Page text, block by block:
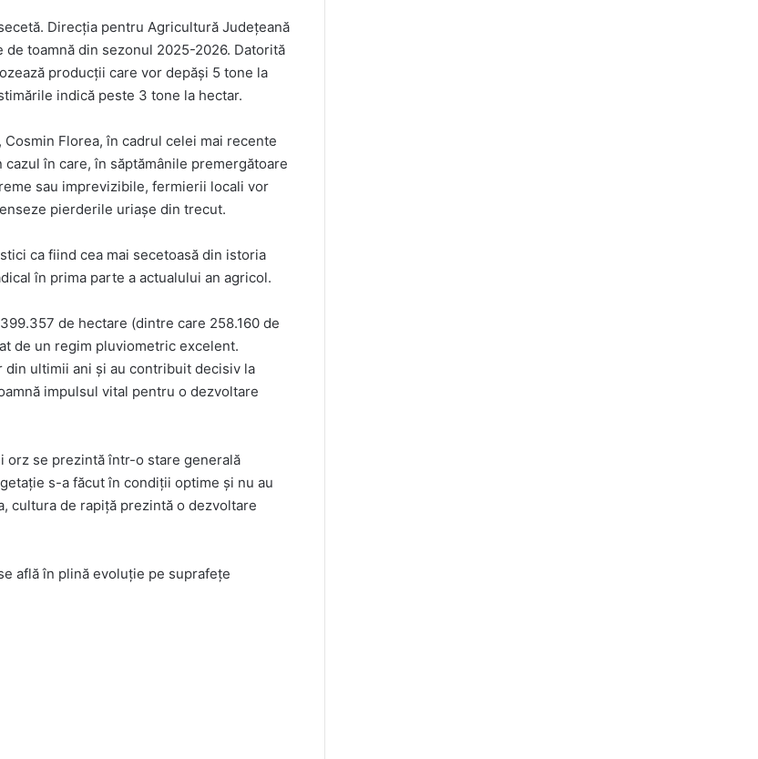
Direcţia pentru Agricultură Judeţeană
toamnă din sezonul 2025-2026. Datorită
producții care vor depăși 5 tone la
indică peste 3 tone la hectar.
Florea, în cadrul celei mai recente
în care, în săptămânile premergătoare
sau imprevizibile, fermierii locali vor
pierderile uriașe din trecut.
ca fiind cea mai secetoasă din istoria
în prima parte a actualului an agricol.
de hectare (dintre care 258.160 de
de un regim pluviometric excelent.
ultimii ani și au contribuit decisiv la
impulsul vital pentru o dezvoltare
orz se prezintă într-o stare generală
s-a făcut în condiții optime și nu au
cultura de rapiță prezintă o dezvoltare
află în plină evoluție pe suprafețe